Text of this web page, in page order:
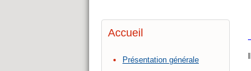
Accueil
Présentation générale